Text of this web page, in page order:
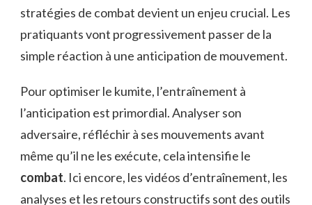
stratégies de combat devient un enjeu crucial. Les
pratiquants vont progressivement passer de la
simple réaction à une anticipation de mouvement.
Pour optimiser le kumite, l’entraînement à
l’anticipation est primordial. Analyser son
adversaire, réfléchir à ses mouvements avant
même qu’il ne les exécute, cela intensifie le
combat. Ici encore, les vidéos d’entraînement, les
analyses et les retours constructifs sont des outils